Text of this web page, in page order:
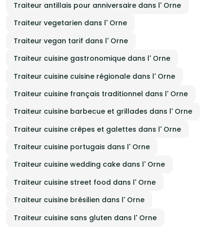
Traiteur antillais pour anniversaire dans l' Orne
Traiteur vegetarien dans l' Orne
Traiteur vegan tarif dans l' Orne
Traiteur cuisine gastronomique dans l' Orne
Traiteur cuisine cuisine régionale dans l' Orne
Traiteur cuisine français traditionnel dans l' Orne
Traiteur cuisine barbecue et grillades dans l' Orne
Traiteur cuisine crêpes et galettes dans l' Orne
Traiteur cuisine portugais dans l' Orne
Traiteur cuisine wedding cake dans l' Orne
Traiteur cuisine street food dans l' Orne
Traiteur cuisine brésilien dans l' Orne
Traiteur cuisine sans gluten dans l' Orne